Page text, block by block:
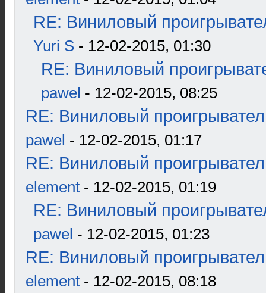
RE: Виниловый
Yuri S - 12-02-2015, 01:30
RE: Виниловый
pawel - 12-02-2015, 08:25
RE: Виниловый
pawel - 12-02-2015, 01:17
RE: Виниловый
element - 12-02-2015, 01:19
RE: Виниловый
pawel - 12-02-2015, 01:23
RE: Виниловый
element - 12-02-2015, 08:18